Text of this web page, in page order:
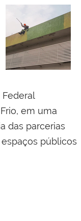
em uma
das parcerias
públicos